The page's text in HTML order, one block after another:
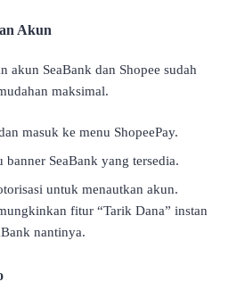
Akun
akun SeaBank dan Shopee sudah
maksimal.
masuk ke menu ShopeePay.
SeaBank yang tersedia.
untuk menautkan akun.
fitur “Tarik Dana” instan
nantinya.